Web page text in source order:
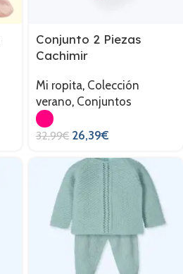
Conjunto 2 Piezas
Cachimir
Mi ropita, Colección
verano, Conjuntos
32,99€ 26,39€